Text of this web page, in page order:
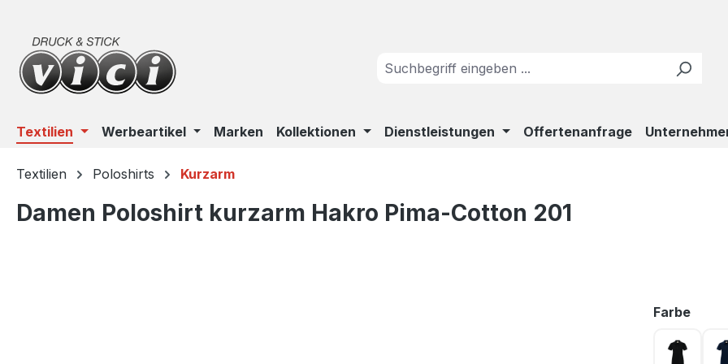
Textilien Werbeartikel Marken Kollektionen Dienstleistungen Offertenanfrage
Textilien Poloshirts Kurzarm
Damen Poloshirt kurzarm Hakro Pima-Cotton 201
Farbe